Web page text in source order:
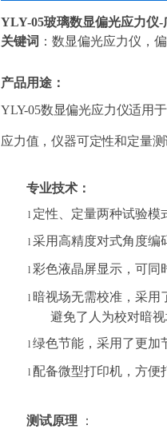
YLY-05玻璃数显偏光应力仪-
关键词 ： 数显偏光应力仪，
产品用途：
YLY-05数显偏光应力仪适用
应力值，仪器可定性和定量
专业技术：
l 定性、定量两种试验模
l采用高精度对式角度编
l彩色液晶屏显示，可同
l 暗视场无需校准，采用
避免了人为校对暗
l绿色节能，采用了更加
l 配备微型打印机，方便
测试原理
：